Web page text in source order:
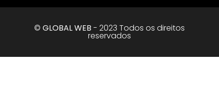
© GLOBAL WEB - 2023 Todos os direitos
reservados